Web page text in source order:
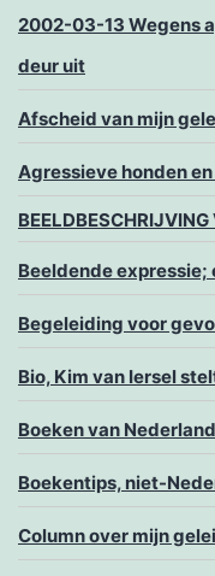
2002-03-13 Wegens
deur uit
Afscheid van mijn
Agressieve honden
BEELDBESCHRIJVING
Beeldende
Begeleiding voor
Bio, Kim van Iersel
Boeken van
Boekentips, niet-
Column over mijn